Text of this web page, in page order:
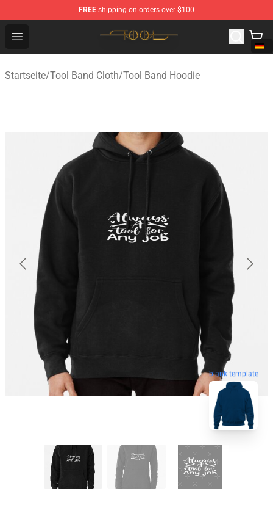
FREE shipping on orders over $100
Open menu
Tool Store - Official Tool Merchandise Shop
Startseite/Tool Band Cloth/Tool Band Hoodie
blank template